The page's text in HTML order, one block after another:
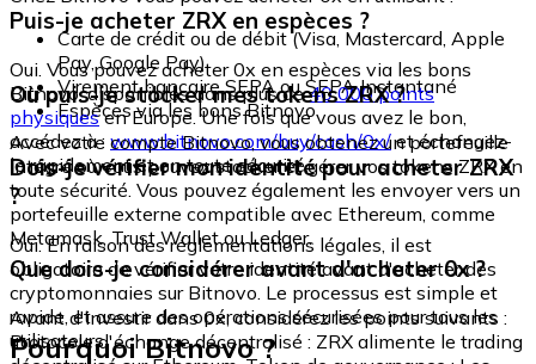
Carte de crédit ou de débit (Visa, Mastercard, Apple
Pay, Google Pay)
Virement bancaire SEPA ou SEPA Instantané
Espèces via les bons Bitnovo
Puis-je acheter ZRX en espèces ?
Oui. Vous pouvez acheter 0x en espèces via les bons
Bitnovo, disponibles dans plus de40 000 points
physiquesen Europe. Une fois que vous avez le bon,
accédez à : www.bitnovo.com/buy/cash/0x/et échangez-
le rapidement et en toute sécurité.
Où puis-je stocker mes tokens ZRX ?
Avec votre compte Bitnovo, vous obtenez un portefeuille
intégré où vous pouvez stocker et gérer vos tokens ZRX en
toute sécurité. Vous pouvez également les envoyer vers un
portefeuille externe compatible avec Ethereum, comme
Metamask, Trust Wallet ou Ledger.
Dois-je vérifier mon identité pour acheter ZRX
?
Oui. En raison des réglementations légales, il est
obligatoire de vérifier votre identité avant d'acheter des
cryptomonnaies sur Bitnovo. Le processus est simple et
rapide, et assure des opérations sécurisées pour tous les
utilisateurs.
Que dois-je considérer avant d'acheter 0x ?
Avant d'investir dans 0x, considérez les points suivants :
Protocole d'échange décentralisé : ZRX alimente le trading
Pourquoi Bitnovo ?